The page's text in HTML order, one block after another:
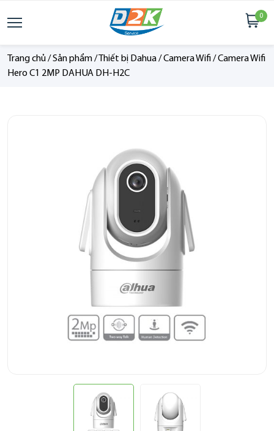
0
Trang chủ/Sản phẩm/ Thiết bị Dahua/Camera Wifi/Camera Wifi
Hero C1 2MP DAHUA DH-H2C